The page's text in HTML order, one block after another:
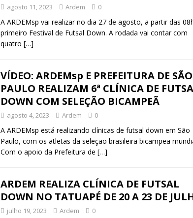
agosto 11, 2023 Ardem 0
A ARDEMsp vai realizar no dia 27 de agosto, a partir das
primeiro Festival de Futsal Down. A rodada vai contar com
quatro […]
VÍDEO: ARDEMsp E PREFEITURA DE SÃO
PAULO REALIZAM 6ª CLÍNICA DE
DOWN COM SELEÇÃO BICAMPEÃ
agosto 4, 2023 Ardem 0
A ARDEMsp está realizando clínicas de futsal down em São
Paulo, com os atletas da seleção brasileira bicampeã
Com o apoio da Prefeitura de […]
ARDEM REALIZA CLÍNICA DE FUTSAL
DOWN NO TATUAPÉ DE 20 A 23 DE
julho 19, 2023 Ardem 0